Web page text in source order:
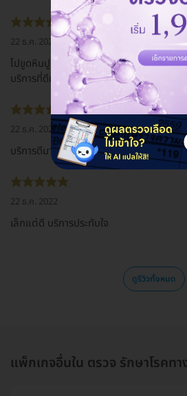
22 ธ.ค. 2022
ไปขูดหินปูน หมอมือเบามาก แนะนำดี และท
บริการที่ดีมาก
22 ธ.ค. 2022
บริการดีมาก คุณหมอเก่งทุกๆด้าน
22 ธ.ค. 2022
เล็กแต่ดี บริการประทับใจ
ดูรีวิวทั้งหมด
แพ็กเกจอื่นใน ตรวจ รักษาโรคทา